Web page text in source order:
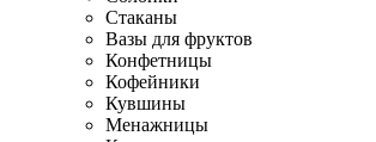
Стаканы
Вазы для фруктов
Конфетницы
Кофейники
Кувшины
Менажницы